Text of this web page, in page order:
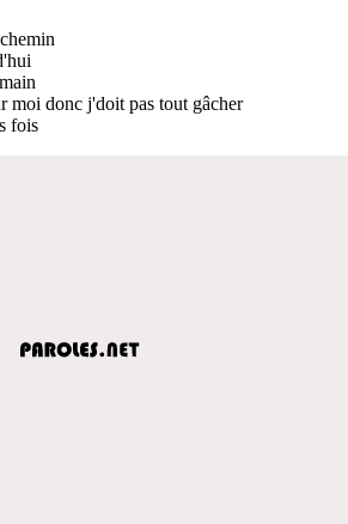
moi donc j'doit pas tout gâcher
fois